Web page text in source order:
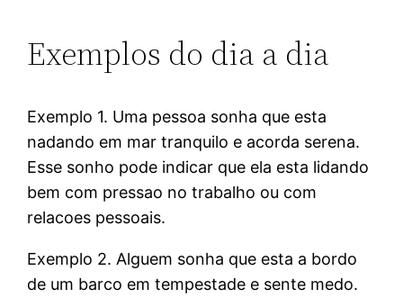
Exemplos do dia a dia
Exemplo 1. Uma pessoa sonha que esta
nadando em mar tranquilo e acorda serena.
Esse sonho pode indicar que ela esta lidando
bem com pressao no trabalho ou com
relacoes pessoais.
Exemplo 2. Alguem sonha que esta a bordo
de um barco em tempestade e sente medo.